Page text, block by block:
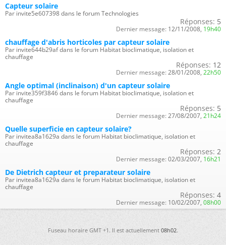
Capteur solaire
Par invite5e607398 dans le forum Technologies
Réponses: 5
Dernier message: 12/11/2008, 19h40
chauffage d'abris horticoles par capteur solaire
Par invite644b29af dans le forum Habitat bioclimatique, isolation et
chauffage
Réponses: 12
Dernier message: 28/01/2008, 22h50
Angle optimal (inclinaison) d'un capteur solaire
Par invite359f3846 dans le forum Habitat bioclimatique, isolation et
chauffage
Réponses: 5
Dernier message: 27/08/2007, 21h24
Quelle superficie en capteur solaire?
Par invitea8a1629a dans le forum Habitat bioclimatique, isolation et
chauffage
Réponses: 2
Dernier message: 02/03/2007, 16h21
De Dietrich capteur et preparateur solaire
Par invitea8a1629a dans le forum Habitat bioclimatique, isolation et
chauffage
Réponses: 4
Dernier message: 10/02/2007, 08h00
Fuseau horaire GMT +1. Il est actuellement08h02.